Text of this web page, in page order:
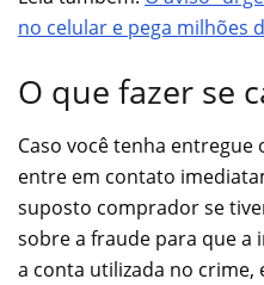
no celular e pega milhões
O que fazer se
Caso você tenha
entre em contato
suposto comprador se
sobre a fraude para que
a conta utilizada no